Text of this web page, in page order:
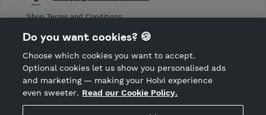
Hosted by Holvi
Shop Terms and Conditions
Cancellation policy
CANCEL ORDER
Do you want cookies? 🍪
Choose which cookies you want to accept.
Optional cookies let us show you personalised ads
and marketing — making your Holvi experience
even sweeter. Read our Cookie Policy.